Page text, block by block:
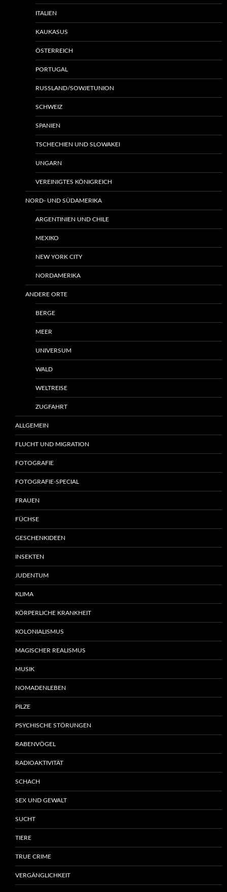
ITALIEN
KAUKASUS
ÖSTERREICH
PORTUGAL
RUSSLAND/SOWJETUNION
SCHWEIZ
SPANIEN
TSCHECHIEN UND SLOWAKEI
UNGARN
VEREINIGTES KÖNIGREICH
NORD- UND SÜDAMERIKA
ARGENTINIEN UND CHILE
MEXIKO
NEW YORK CITY
NORDAMERIKA
ANDERE ORTE
BERGE
MEER
UNIVERSUM
WALD
WELTREISE
ZUGFAHRT
ALLGEMEIN
FLUCHT UND MIGRATION
FOTOGRAFIE
FOTOGRAFIE-SPECIAL
FRAUEN
FÜCHSE
GESCHENKIDEEN
INSEKTEN
JUDENTUM
KLIMA
KÖRPERLICHE KRANKHEIT
KOLONIALISMUS
MAGISCHER REALISMUS
MUSIK
NOMADENLEBEN
PILZE
PSYCHISCHE STÖRUNGEN
RABENVÖGEL
RADIOAKTIVITÄT
SCHACH
SEX UND GEWALT
SUCHT
TIERE
TRUE CRIME
VERGÄNGLICHKEIT